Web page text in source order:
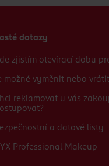
dotazy
zjistím otevírací dobu
možné vyměnit nebo
reklamovat u vás
a datové listy
Professional Makeup